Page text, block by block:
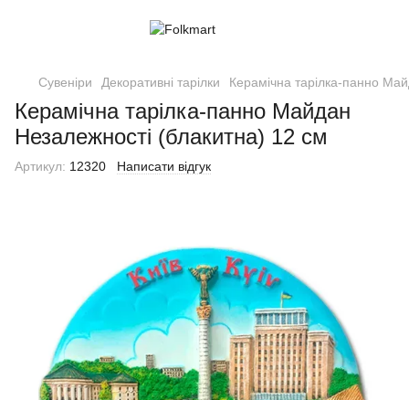
Сувеніри Декоративні тарілки Керамічна тарілка-панно
Керамічна тарілка-панно Майдан
Незалежності (блакитна) 12 см
Артикул: 12320 Написати відгук